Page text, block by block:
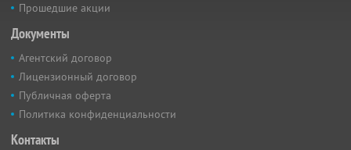
Прошедшие акции
Документы
Агентский договор
Лицензионный договор
Публичная оферта
Политика конфиденциальности
Контакты